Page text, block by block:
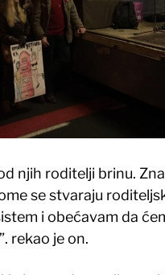
njih roditelji brinu.
se stvaraju
i obećavam da
rekao je on.